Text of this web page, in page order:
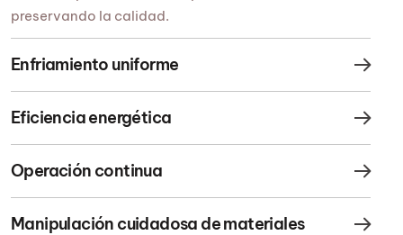
preservando la calidad.
Enfriamiento uniforme
Eficiencia energética
Operación continua
Manipulación cuidadosa de materiales